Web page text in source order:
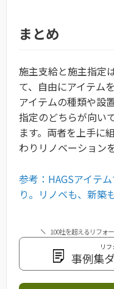
まとめ
施主支給と施主指定
て、自由にアイテム
アイテムの種類や設
指定のどちらが向い
ます。両者を上手に
わりリノベーション
参考：HAGSアイテ
り。リノベも、新築も
100社を超えるリフォ
リ
事例集